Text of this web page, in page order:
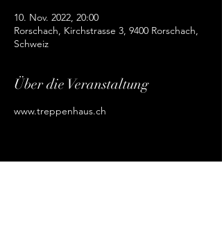
10. Nov. 2022, 20:00
Rorschach, Kirchstrasse 3, 9400 Rorschach,
Schweiz
Über die Veranstaltung
www.treppenhaus.ch